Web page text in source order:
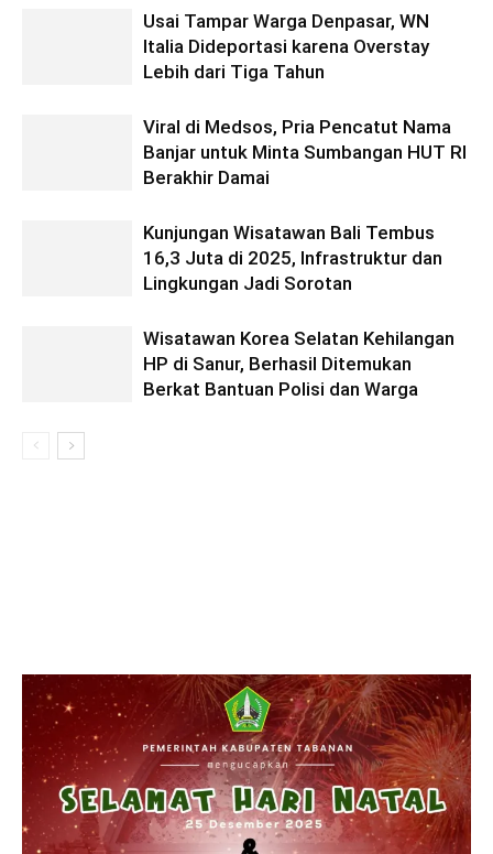
Usai Tampar Warga Denpasar, WN
Italia Dideportasi karena Overstay
Lebih dari Tiga Tahun
Viral di Medsos, Pria Pencatut Nama
Banjar untuk Minta Sumbangan HUT RI
Berakhir Damai
Kunjungan Wisatawan Bali Tembus
16,3 Juta di 2025, Infrastruktur dan
Lingkungan Jadi Sorotan
Wisatawan Korea Selatan Kehilangan
HP di Sanur, Berhasil Ditemukan
Berkat Bantuan Polisi dan Warga